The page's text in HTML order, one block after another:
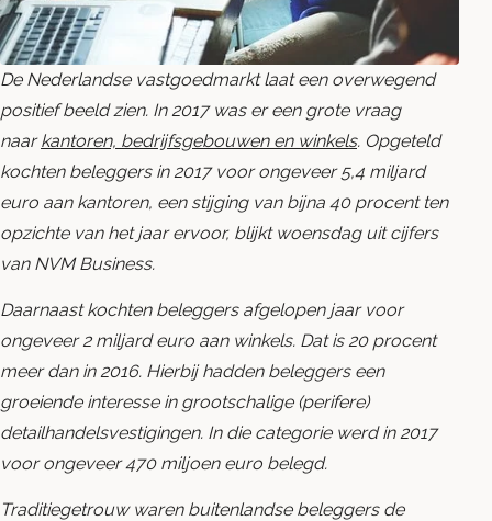
Contact opnemen
De Nederlandse vastgoedmarkt laat een overwegend
positief beeld zien. In 2017 was er een grote vraag
naarkantoren, bedrijfsgebouwen en winkels. Opgeteld
kochten beleggers in 2017 voor ongeveer 5,4 miljard
euro aan kantoren, een stijging van bijna 40 procent ten
opzichte van het jaar ervoor, blijkt woensdag uit cijfers
van NVM Business.
Daarnaast kochten beleggers afgelopen jaar voor
ongeveer 2 miljard euro aan winkels. Dat is 20 procent
meer dan in 2016. Hierbij hadden beleggers een
groeiende interesse in grootschalige (perifere)
detailhandelsvestigingen. In die categorie werd in 2017
voor ongeveer 470 miljoen euro belegd.
Traditiegetrouw waren buitenlandse beleggers de